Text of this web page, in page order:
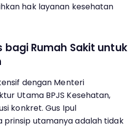
hak layanan kesehatan
bagi Rumah Sakit untuk
dengan Menteri
Utama BPJS Kesehatan,
konkret. Gus Ipul
prinsip utamanya adalah tidak